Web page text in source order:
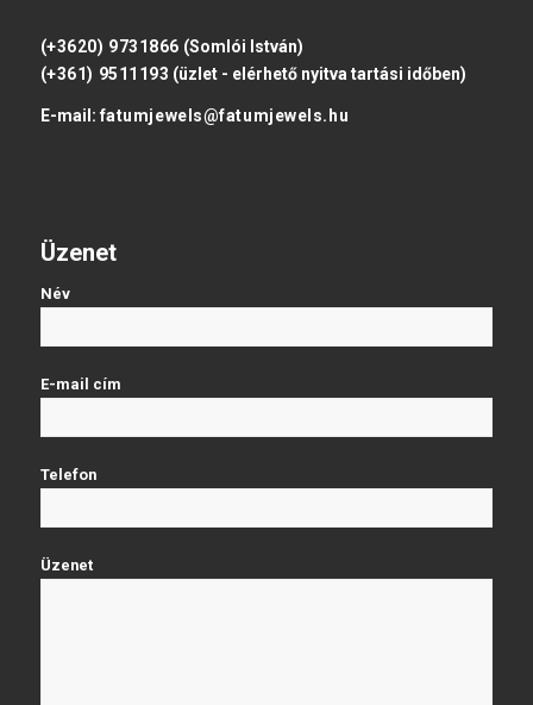
(+3620) 9731866 (Somlói István)
(+361) 9511193 (üzlet - elérhető nyitva tartási időben)
E-mail: fatumjewels@fatumjewels.hu
Üzenet
Név
E-mail cím
Telefon
Üzenet